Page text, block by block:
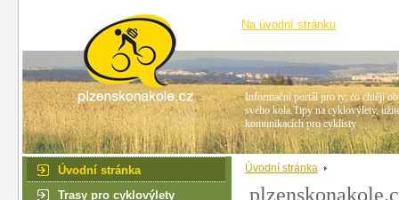
Na úvodní stránku
Informační portál pro ty, co chtějí
svého kola.Tipy na cyklovýlety,
komunikacích pro cyklisty
Úvodní stránka
Trasy pro cyklovýlety
Úvodní stránka